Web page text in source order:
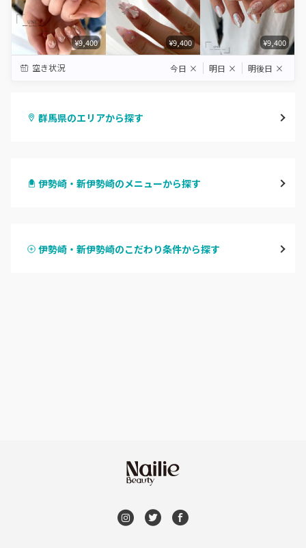
¥9,400 ¥9,400 ¥9,400
空き状況 今日 × 明日 × 明後日 ×
群馬県のエリアから探す
前橋
伊勢崎・新伊勢崎のメニューから探す
ハンドスカルプ
伊勢崎・新伊勢崎のこだわり条件から探す